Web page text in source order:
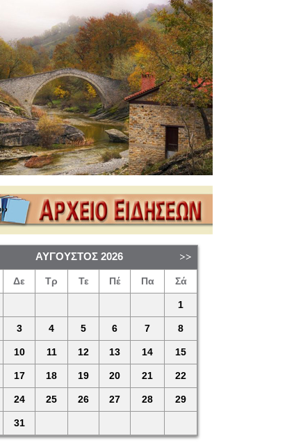
ΑΎΓΟΥΣΤΟΣ 2026
Δε Τρ Τε Πέ Πα Σά
1
3 4 5 6 7 8
10 11 12 13 14 15
17 18 19 20 21 22
24 25 26 27 28 29
31